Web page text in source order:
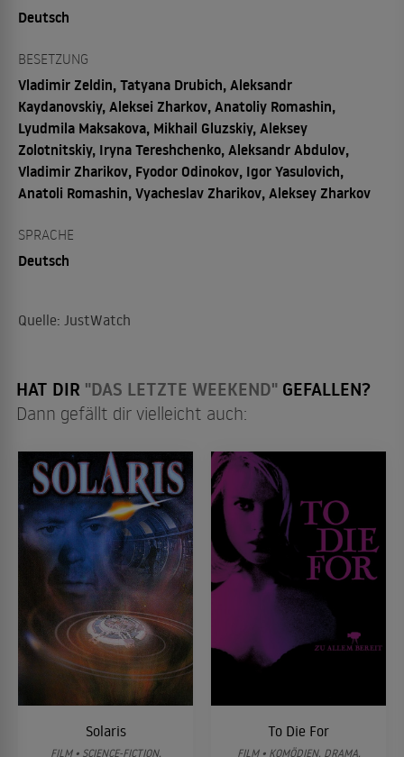
Deutsch
BESETZUNG
Vladimir Zeldin, Tatyana Drubich, Aleksandr
Kaydanovskiy, Aleksei Zharkov, Anatoliy Romashin,
Lyudmila Maksakova, Mikhail Gluzskiy, Aleksey
Zolotnitskiy, Iryna Tereshchenko, Aleksandr Abdulov,
Vladimir Zharikov, Fyodor Odinokov, Igor Yasulovich,
Anatoli Romashin, Vyacheslav Zharikov, Aleksey Zharkov
SPRACHE
Deutsch
Quelle: JustWatch
HAT DIR "DAS LETZTE WEEKEND" GEFALLEN?
Dann gefällt dir vielleicht auch:
Solaris
FILM • SCIENCE-FICTION,
To Die For
FILM • KOMÖDIEN, DRAMA,